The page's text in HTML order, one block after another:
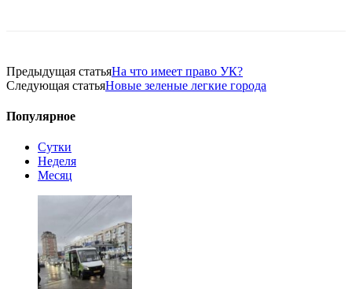
Предыдущая статьяНа что имеет право УК?
Следующая статьяНовые зеленые легкие города
Популярное
Сутки
Неделя
Месяц